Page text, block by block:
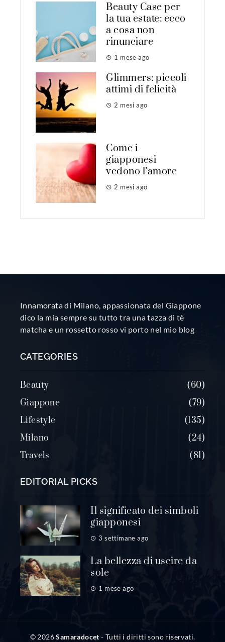
Beauty Case per
la tua estate: ecco
a cosa non
rinunciare
1 mese ago
Glimmers: piccoli
attimi di felicità
2 mesi ago
Come i
giapponesi
vedono l’amore
2 mesi ago
Innamorata di Milano, appassionata del Giappone
dico la mia sempre su tutto tra una tazza di tè
matcha e un rossetto rosso vi porto nel mio blog
CATEGORIES
Beauty
60
Giappone
79
Lifestyle
135
Milano
24
Travels
81
EDITORIAL PICKS
Il significato dei simboli
giapponesi
3 settimane ago
La bellezza di uscire da
sole
1 mese ago
© 2026Samaradocet - Tutti i diritti sono riservati.